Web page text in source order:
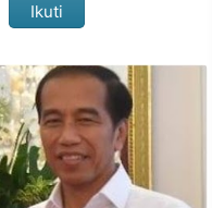
Ikuti